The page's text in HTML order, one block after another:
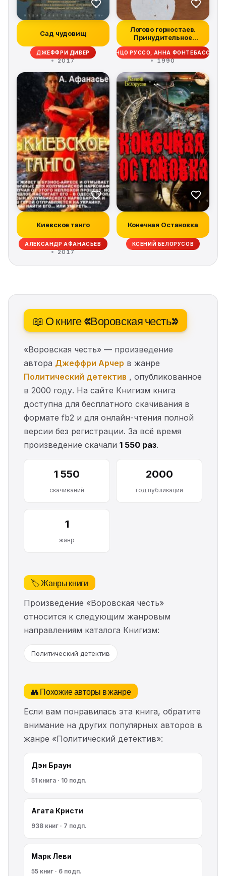
Сад чудовищ
ДЖЕФФРИ ДИВЕР
2017
Логово горностаев.
Принудительное
поселение
ЭНЦО РУССО, АННА ФОНТЕБАССО
1990
Киевское танго
АЛЕКСАНДР АФАНАСЬЕВ
2017
Конечная Остановка
КСЕНИЙ БЕЛОРУСОВ
📖 О книге «Воровская честь»
«Воровская честь» — произведение
автора Джеффри Арчер в жанре
Политический детектив , опубликованное
в 2000 году. На сайте Книгизм книга
доступна для бесплатного скачивания в
формате fb2 и для онлайн-чтения полной
версии без регистрации. За всё время
произведение скачали 1 550 раз.
1 550
скачиваний
2000
год публикации
1
жанр
🏷️ Жанры книги
Произведение «Воровская честь»
относится к следующим жанровым
направлениям каталога Книгизм:
Политический детектив
👥 Похожие авторы в жанре
Если вам понравилась эта книга, обратите
внимание на других популярных авторов в
жанре «Политический детектив»:
Дэн Браун
51 книга · 10 подп.
Агата Кристи
938 книг · 7 подп.
Марк Леви
55 книг · 6 подп.